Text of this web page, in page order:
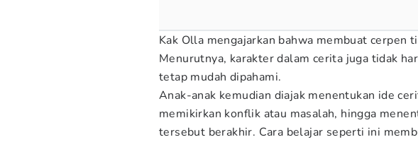
Kak Olla mengajarkan bahwa membuat cerpen
Menurutnya, karakter dalam cerita juga tidak
tetap mudah dipahami.
Anak-anak kemudian diajak menentukan ide
memikirkan konflik atau masalah, hingga
tersebut berakhir. Cara belajar seperti ini